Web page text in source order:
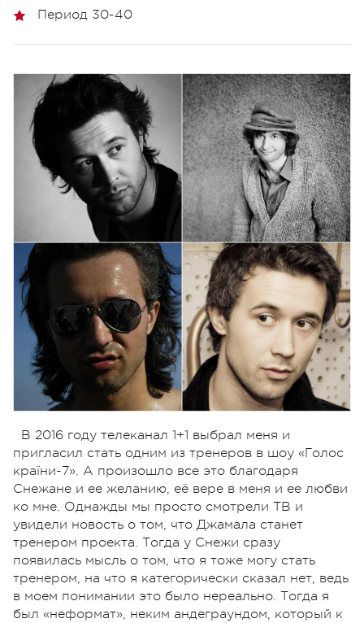
Период 30-40
В 2016 году телеканал 1+1 выбрал меня и
пригласил стать одним из тренеров в шоу «Голос
країни-7». А произошло все это благодаря
Снежане и ее желанию, её вере в меня и ее любви
ко мне. Однажды мы просто смотрели ТВ и
увидели новость о том, что Джамала станет
тренером проекта. Тогда у Снежи сразу
появилась мысль о том, что я тоже могу стать
тренером, на что я категорически сказал нет, ведь
в моем понимании это было нереально. Тогда я
был «неформат», неким андеграундом, который к